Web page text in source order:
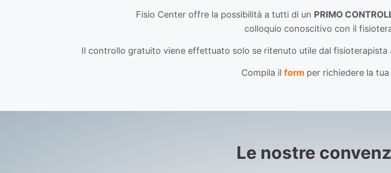
Fisio Center offre la possibilità a tutti di un PRIMO
colloquio conoscitivo con il
Il controllo gratuito viene effettuato solo se ritenuto utile dal
Compila il form per richiedere la
Le nostre